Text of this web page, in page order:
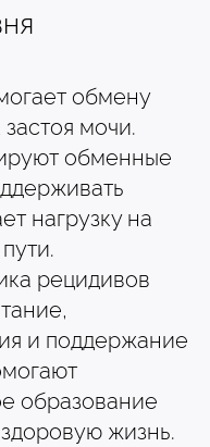
обмену
мочи.
обменные
нагрузку на
рецидивов
и поддержание
образование
жизнь.